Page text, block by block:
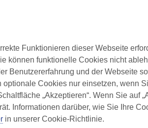
Funktionieren dieser Webseite
können funktionelle Cookies nicht
Benutzererfahrung und der Webseite
optionale Cookies nur einsetzen, wenn
„Akzeptieren“. Wenn Sie auf
Informationen darüber, wie Sie Ihre
in unserer Cookie-Richtlinie.